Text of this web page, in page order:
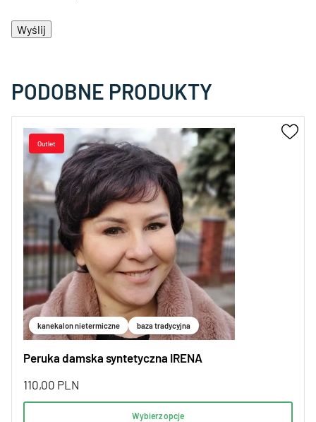
PODOBNE PRODUKTY
kanekalon nietermiczne baza tradycyjna
Peruka damska syntetyczna IRENA
110,00 PLN
Wybierz opcje